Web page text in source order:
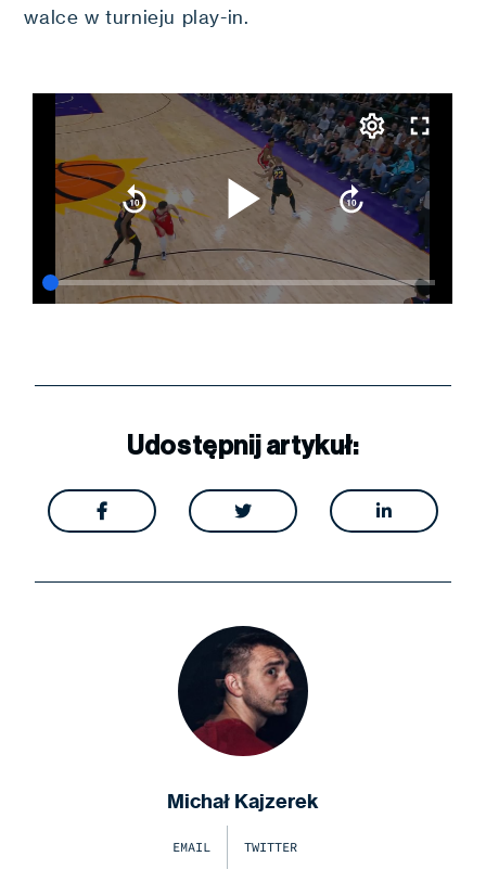
walce w turnieju play-in.
Udostępnij artykuł:
  
Michał Kajzerek
EMAIL TWITTER